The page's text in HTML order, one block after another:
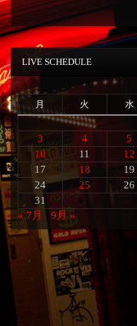
LIVE SCHEDULE
月 火 水
3
4 5
10
11 12
17
18 19
24
25 26
31
« 7月
9月 »